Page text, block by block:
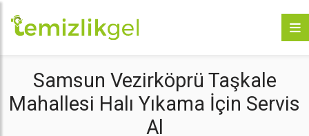
Samsun Vezirköprü Taşkale
Mahallesi Halı Yıkama İçin Servis
Al